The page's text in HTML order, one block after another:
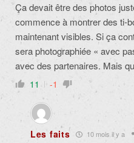
Ça devait être des photos
commence à montrer des ti-
maintenant visibles. Si ça
sera photographiée « avec
avec des partenaires. Mais
11 -1
Les faits 10 mois il y a